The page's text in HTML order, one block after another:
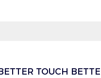
TOUCH